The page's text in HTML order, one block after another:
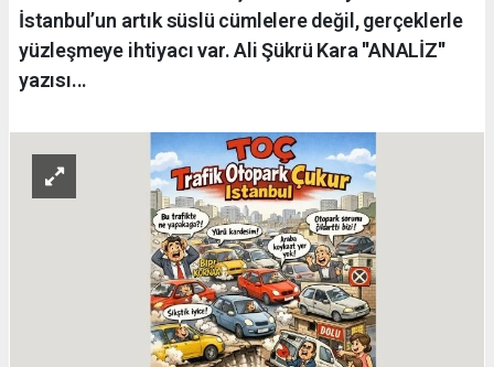
İstanbul’un artık süslü cümlelere değil, gerçeklerle
yüzleşmeye ihtiyacı var. Ali Şükrü Kara ''ANALİZ''
yazısı...